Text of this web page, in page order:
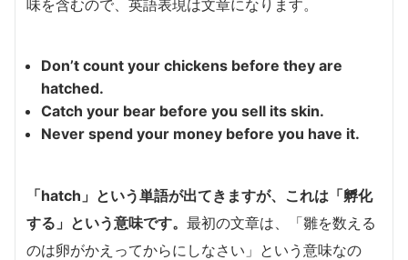
味を含むので、英語表現は文章になります。
Don’t count your chickens before they are
hatched.
Catch your bear before you sell its skin.
Never spend your money before you have it.
「hatch」という単語が出てきますが、これは「孵化
する」という意味です。 最初の文章は、「雛を数える
のは卵がかえってからにしなさい」という意味なの